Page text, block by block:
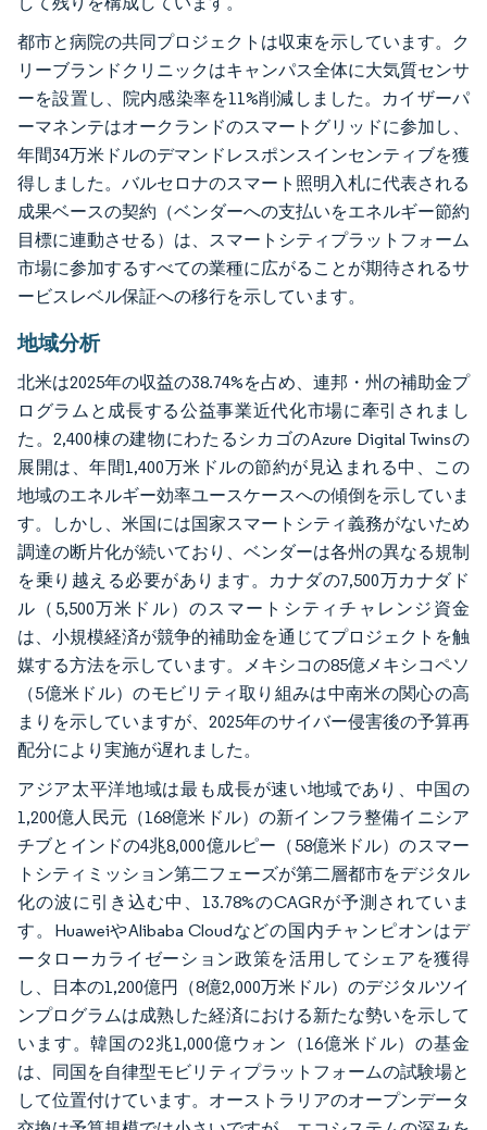
都市と病院の共同プロジェクトは収束を示しています。ク
リーブランドクリニックはキャンパス全体に大気質センサ
ーを設置し、院内感染率を11%削減しました。カイザーパ
ーマネンテはオークランドのスマートグリッドに参加し、
年間34万米ドルのデマンドレスポンスインセンティブを獲
得しました。バルセロナのスマート照明入札に代表される
成果ベースの契約（ベンダーへの支払いをエネルギー節約
目標に連動させる）は、スマートシティプラットフォーム
市場に参加するすべての業種に広がることが期待されるサ
ービスレベル保証への移行を示しています。
地域分析
北米は2025年の収益の38.74%を占め、連邦・州の補助金プ
ログラムと成長する公益事業近代化市場に牽引されまし
た。2,400棟の建物にわたるシカゴのAzure Digital Twinsの
展開は、年間1,400万米ドルの節約が見込まれる中、この
地域のエネルギー効率ユースケースへの傾倒を示していま
す。しかし、米国には国家スマートシティ義務がないため
調達の断片化が続いており、ベンダーは各州の異なる規制
を乗り越える必要があります。カナダの7,500万カナダド
ル（5,500万米ドル）のスマートシティチャレンジ資金
は、小規模経済が競争的補助金を通じてプロジェクトを触
媒する方法を示しています。メキシコの85億メキシコペソ
（5億米ドル）のモビリティ取り組みは中南米の関心の高
まりを示していますが、2025年のサイバー侵害後の予算再
配分により実施が遅れました。
アジア太平洋地域は最も成長が速い地域であり、中国の
1,200億人民元（168億米ドル）の新インフラ整備イニシア
チブとインドの4兆8,000億ルピー（58億米ドル）のスマー
トシティミッション第二フェーズが第二層都市をデジタル
化の波に引き込む中、13.78%のCAGRが予測されていま
す。HuaweiやAlibaba Cloudなどの国内チャンピオンはデ
ータローカライゼーション政策を活用してシェアを獲得
し、日本の1,200億円（8億2,000万米ドル）のデジタルツイ
ンプログラムは成熟した経済における新たな勢いを示して
います。韓国の2兆1,000億ウォン（16億米ドル）の基金
は、同国を自律型モビリティプラットフォームの試験場と
して位置付けています。オーストラリアのオープンデータ